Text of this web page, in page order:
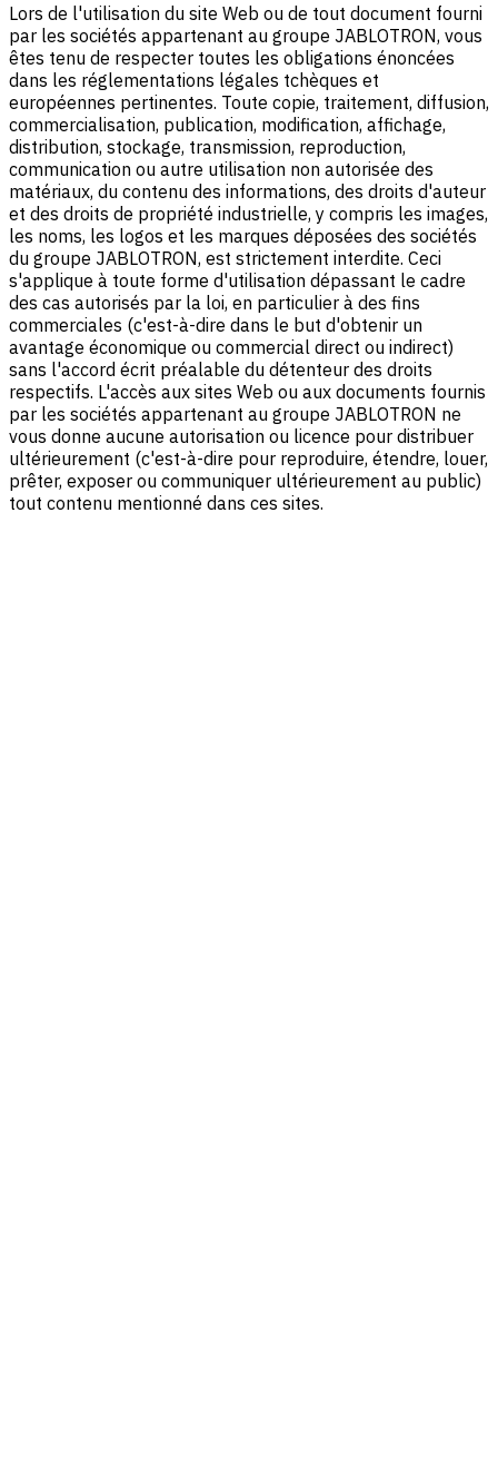
Lors de l'utilisation du site Web ou de tout document fourni
par les sociétés appartenant au groupe JABLOTRON, vous
êtes tenu de respecter toutes les obligations énoncées
dans les réglementations légales tchèques et
européennes pertinentes. Toute copie, traitement, diffusion,
commercialisation, publication, modification, affichage,
distribution, stockage, transmission, reproduction,
communication ou autre utilisation non autorisée des
matériaux, du contenu des informations, des droits d'auteur
et des droits de propriété industrielle, y compris les images,
les noms, les logos et les marques déposées des sociétés
du groupe JABLOTRON, est strictement interdite. Ceci
s'applique à toute forme d'utilisation dépassant le cadre
des cas autorisés par la loi, en particulier à des fins
commerciales (c'est-à-dire dans le but d'obtenir un
avantage économique ou commercial direct ou indirect)
sans l'accord écrit préalable du détenteur des droits
respectifs. L'accès aux sites Web ou aux documents fournis
par les sociétés appartenant au groupe JABLOTRON ne
vous donne aucune autorisation ou licence pour distribuer
ultérieurement (c'est-à-dire pour reproduire, étendre, louer,
prêter, exposer ou communiquer ultérieurement au public)
tout contenu mentionné dans ces sites.